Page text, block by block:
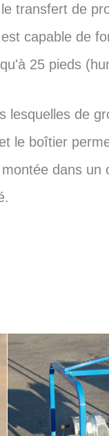
transfert de
capable de
25 pieds
lesquelles de
le boîtier
dans un